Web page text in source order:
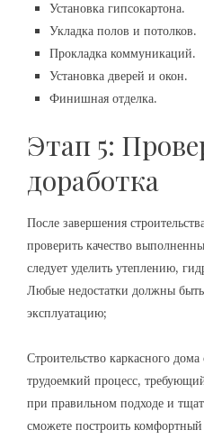
Установка гипсокартона.
Укладка полов и потолков.
Прокладка коммуникаций.
Установка дверей и окон.
Финишная отделка.
Этап 5:
доработка
После завершения
проверить качество
следует уделить утеплению,
Любые недостатки должны
эксплуатацию;
Строительство каркасного
трудоемкий процесс,
при правильном подходе и
сможете построить